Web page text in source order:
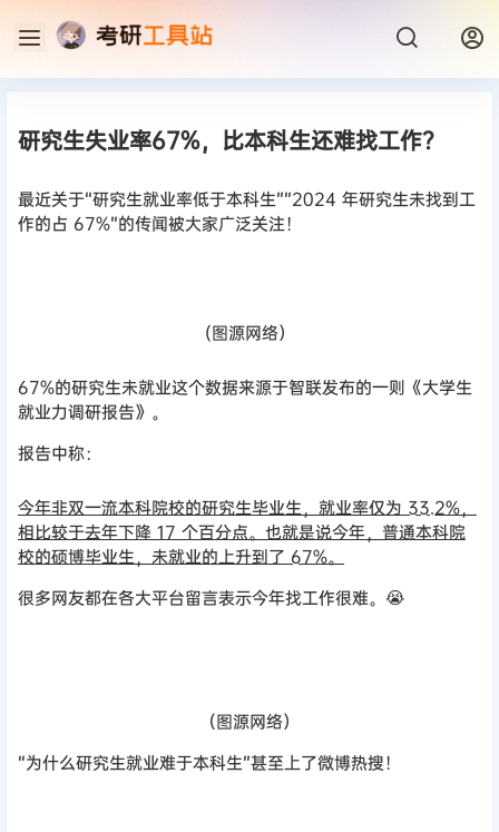
研究生失业率67%，比本科生还难找工作？
最近关于“研究生就业率低于本科生”“2024 年研究生未找到工
作的占 67%”的传闻被大家广泛关注！
(图源网络）
67%的研究生未就业这个数据来源于智联发布的一则《大学生
就业力调研报告》。
报告中称：
今年非双一流本科院校的研究生毕业生，就业率仅为 33.2%，
相比较于去年下降 17 个百分点。也就是说今年，普通本科院
校的硕博毕业生，未就业的上升到了 67%。
很多网友都在各大平台留言表示今年找工作很难。😭
（图源网络）
“为什么研究生就业难于本科生”甚至上了微博热搜！